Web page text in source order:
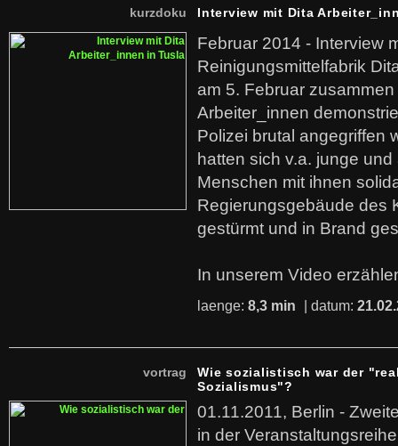
kurzdoku Interview mit Dita
Februar 2014 - Interview
Reinigungsmittelfabrik
am 5. Februar
Arbeiter_innen
Polizei brutal angegriffen
hatten sich v.a. junge
Menschen mit ihnen
Regierungsgebäude des
gestürmt und in Brand
In unserem Video
laenge: 8,3 min | datum:
vortrag
Wie sozialistisch war der
Sozialismus"?
01.11.2011, Berlin -
in der